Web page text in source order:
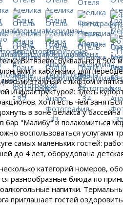
Витязево, буквально в 500
и кабинками для
с лифтом и
инфраструктурой: здесь
Хотя есть чем
в зоне релакса у бассейна
бар "Малибу" и полакомиться
воспользоваться услугами
самых маленьких гостей:
до 4 лет, оборудована
категорий номеров,
разнообразные блюда по
напитки.
приглашает гостей